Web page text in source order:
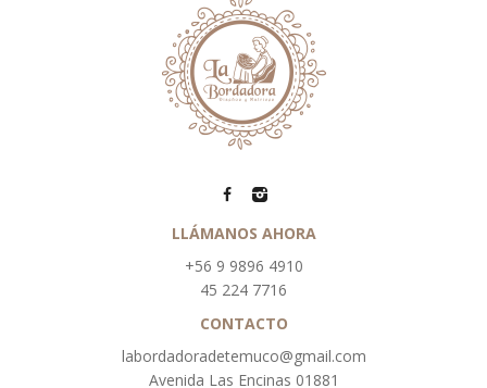
LLÁMANOS AHORA
+56 9 9896 4910
45 224 7716
CONTACTO
labordadoradetemuco@gmail.com
Avenida Las Encinas 01881